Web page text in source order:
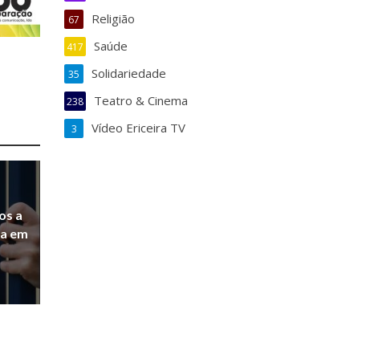
a
em
Religião
67
Saúde
417
Solidariedade
35
Teatro & Cinema
238
Vídeo Ericeira TV
3